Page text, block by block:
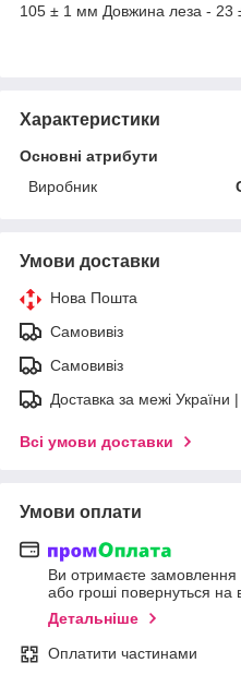
105 ± 1 мм Довжина леза - 23
Характеристики
Основні атрибути
Виробник
Умови доставки
Нова Пошта
Самовивіз
Самовивіз
Доставка за межі України
Всі умови доставки
Умови оплати
Ви отримаєте замовлення
або гроші повернуться на
Детальніше
Оплатити частинами